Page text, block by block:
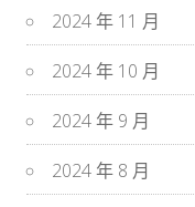
2024 年 11 月
2024 年 10 月
2024 年 9 月
2024 年 8 月